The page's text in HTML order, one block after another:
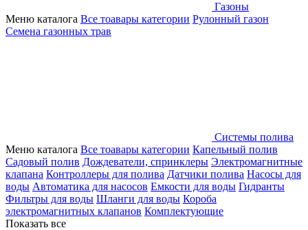
Газоны
Меню каталога Все тоавары категории Рулонный газон
Семена газонных трав
Системы полива
Меню каталога Все тоавары категории Капельный полив
Садовый полив Дождеватели, спринклеры Электромагнитные
клапана Контроллеры для полива Датчики полива Насосы для
воды Автоматика для насосов Емкости для воды Гидранты
Фильтры для воды Шланги для воды Короба
электромагнитных клапанов Комплектующие
Показать все